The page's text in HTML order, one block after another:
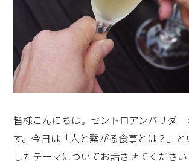
やがて、時代が変わり、臼は「もちっこ
たが、お餅好きな父のために、母が一
年末行事には変わりはありませんでした
レビ番組で。 もち米の消費量が大きく
真空パックの切り餅などが代用に食べ
になっていました。一頃流行った「も
では「ホームベーカリー」に成り代わ
皆様こんにちは。セントロアンバサダ
す。今日は「人と繋がる食事とは？」
したテーマについてお話させてくださ